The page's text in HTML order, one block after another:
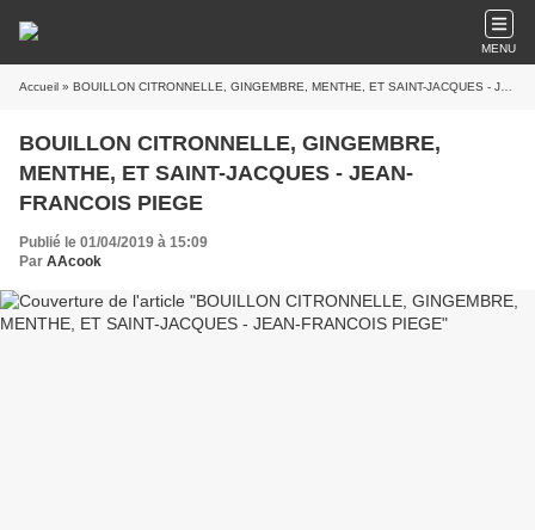
MENU
Accueil » BOUILLON CITRONNELLE, GINGEMBRE, MENTHE, ET SAINT-JACQUES - JEAN-FRANCOIS PIEGE
BOUILLON CITRONNELLE, GINGEMBRE,
MENTHE, ET SAINT-JACQUES - JEAN-
FRANCOIS PIEGE
Publié le 01/04/2019 à 15:09
Par AAcook